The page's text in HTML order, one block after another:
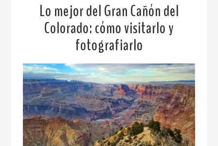
Lo mejor del Gran Cañón del
Colorado: cómo visitarlo y
fotografiarlo